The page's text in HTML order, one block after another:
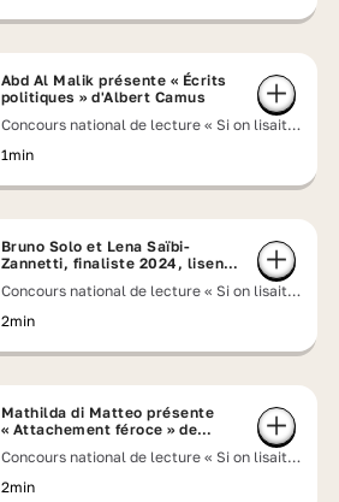
Abd Al Malik présente « Écrits
politiques » d'Albert Camus
Concours national de lecture « Si on lisait à
1min
Bruno Solo et Lena Saïbi-
Zannetti, finaliste 2024, lisent
étoiles » de Jack London
Concours national de lecture « Si on lisait à
2min
Mathilda di Matteo présente
« Attachement féroce » de
Concours national de lecture « Si on lisait à
2min